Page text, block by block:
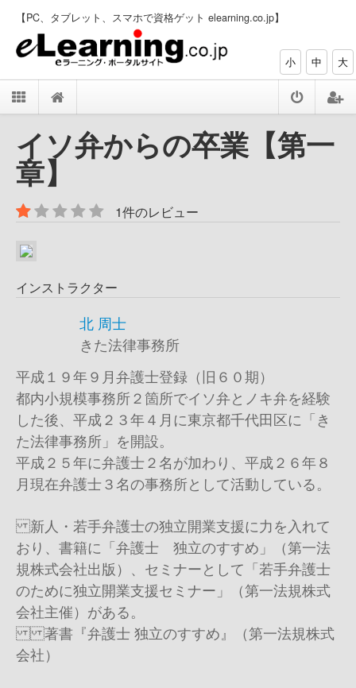
【PC、タブレット、スマホで資格ゲット elearning.co.jp】
小 中 大
イソ弁からの卒業【第一
章】
1件のレビュー
インストラクター
北 周士
きた法律事務所
平成１９年９月弁護士登録（旧６０期）
都内小規模事務所２箇所でイソ弁とノキ弁を経験
した後、平成２３年４月に東京都千代田区に「き
た法律事務所」を開設。
平成２５年に弁護士２名が加わり、平成２６年８
月現在弁護士３名の事務所として活動している。
新人・若手弁護士の独立開業支援に力を入れて
おり、書籍に「弁護士 独立のすすめ」（第一法
規株式会社出版）、セミナーとして「若手弁護士
のために独立開業支援セミナー」（第一法規株式
会社主催）がある。
著書『弁護士 独立のすすめ』（第一法規株式
会社）